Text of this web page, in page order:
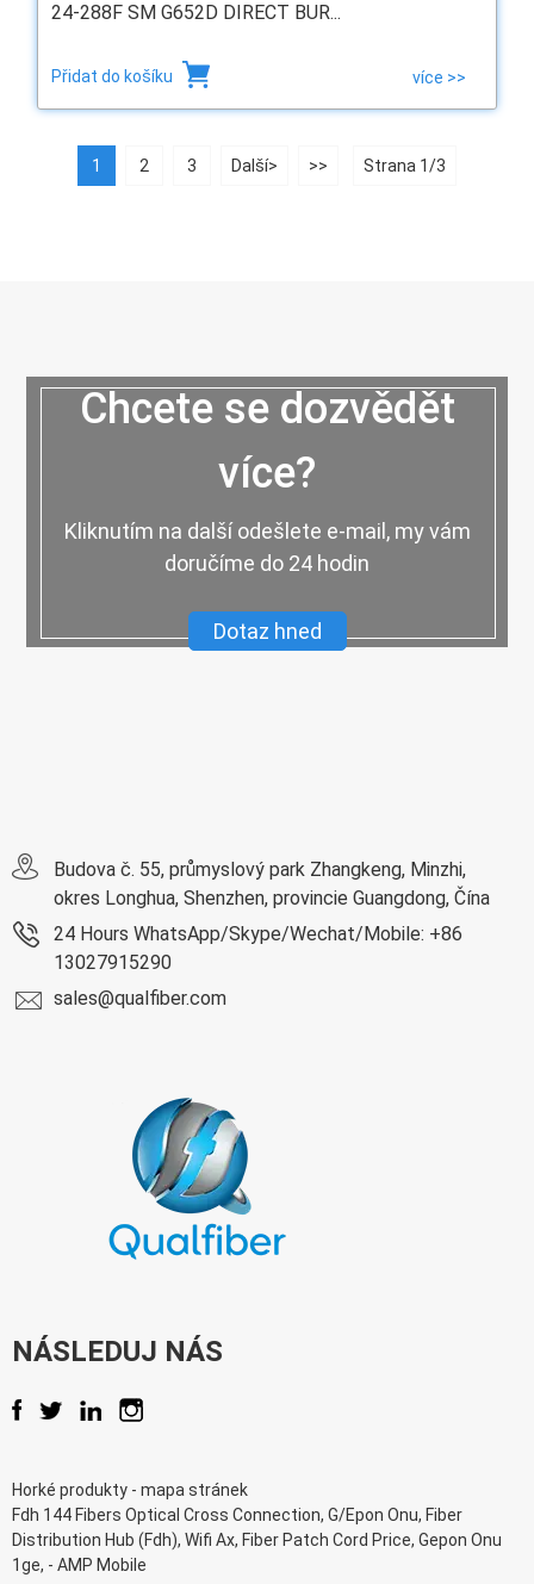
24-288F SM G652D DIRECT BUR...
Přidat do košíku více >>
1 2 3 Další> >> Strana 1/3
Chcete se dozvědět
více?
Kliknutím na další odešlete e-mail, my vám
doručíme do 24 hodin
Dotaz hned
Budova č. 55, průmyslový park Zhangkeng, Minzhi,
okres Longhua, Shenzhen, provincie Guangdong, Čína
24 Hours WhatsApp/Skype/Wechat/Mobile: +86
13027915290
sales@qualfiber.com
NÁSLEDUJ NÁS
Horké produkty - mapastránek
Fdh 144 Fibers Optical Cross Connection, G/Epon Onu, Fiber
Distribution Hub (Fdh), Wifi Ax, Fiber Patch Cord Price, Gepon Onu
1ge, - AMP Mobile